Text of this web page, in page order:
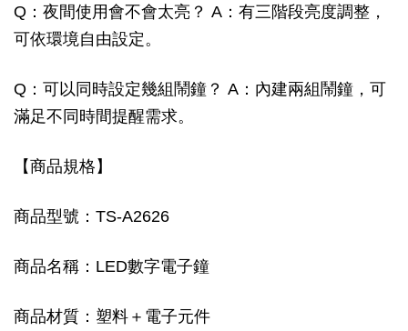
Q：夜間使用會不會太亮？ A：有三階段亮度調整，
可依環境自由設定。
Q：可以同時設定幾組鬧鐘？ A：內建兩組鬧鐘，可
滿足不同時間提醒需求。
【商品規格】
商品型號：TS-A2626
商品名稱：LED數字電子鐘
商品材質：塑料＋電子元件